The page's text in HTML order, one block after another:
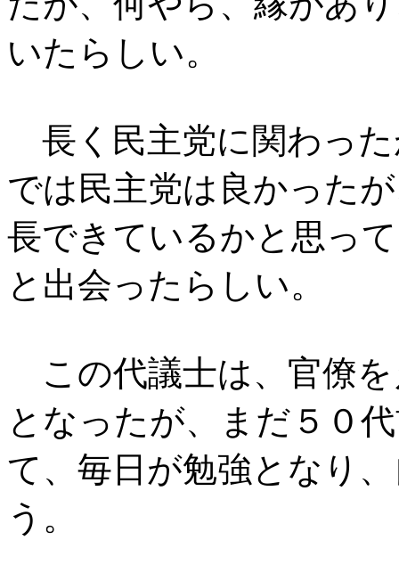
いたらしい。
長く民主党に関わっ
では民主党は良かった
長できているかと思っ
と出会ったらしい。
この代議士は、官僚
となったが、まだ５０
て、毎日が勉強となり
う。